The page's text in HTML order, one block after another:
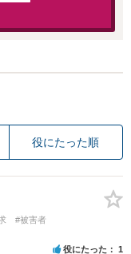
役にたった順
#被害者
役にたった 1